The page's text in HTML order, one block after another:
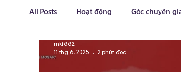
All Posts Hoạt động Góc chuyên
mkt882
11 thg 6, 2025
2 phút đọc